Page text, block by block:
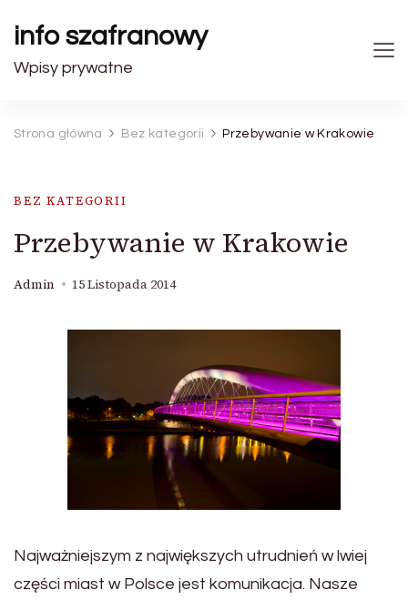
info szafranowy
Wpisy prywatne
Strona główna Bez kategorii Przebywanie w Krakowie
BEZ KATEGORII
Przebywanie w Krakowie
Admin 15 Listopada 2014
Najważniejszym z największych utrudnień w lwiej
części miast w Polsce jest komunikacja. Nasze